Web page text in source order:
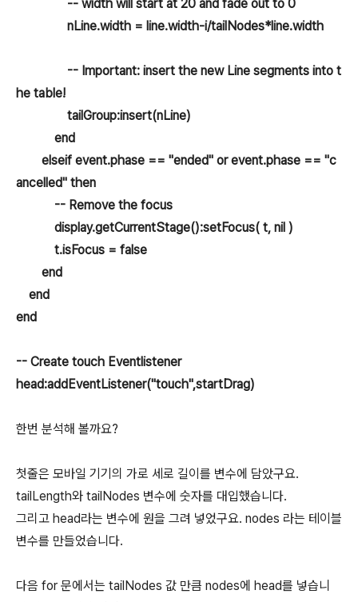
-- width will start at 20 and fade out to 0
nLine.width = line.width-i/tailNodes*line.width
-- Important: insert the new Line segments into t
he table!
tailGroup:insert(nLine)
end
elseif event.phase == "ended" or event.phase == "c
ancelled" then
-- Remove the focus
display.getCurrentStage():setFocus( t, nil )
t.isFocus = false
end
end
end
-- Create touch Eventlistener
head:addEventListener("touch",startDrag)
한번 분석해 볼까요?
첫줄은 모바일 기기의 가로 세로 길이를 변수에 담았구요.
tailLength와 tailNodes 변수에 숫자를 대입했습니다.
그리고 head라는 변수에 원을 그려 넣었구요. nodes 라는 테이블
변수를 만들었습니다.
다음 for 문에서는 tailNodes 값 만큼 nodes에 head를 넣습니